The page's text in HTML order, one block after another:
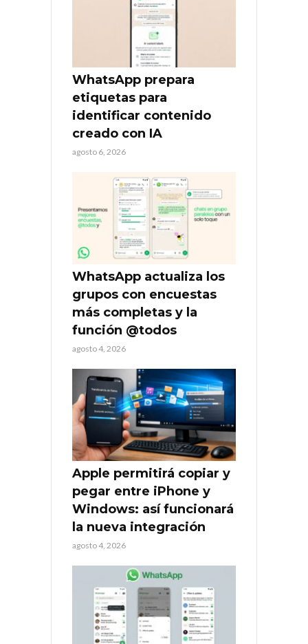
WhatsApp prepara
etiquetas para
identificar contenido
creado con IA
agosto 6, 2026
WhatsApp actualiza los
grupos con encuestas
más completas y la
función @todos
agosto 4, 2026
Apple permitirá copiar y
pegar entre iPhone y
Windows: así funcionará
la nueva integración
agosto 4, 2026